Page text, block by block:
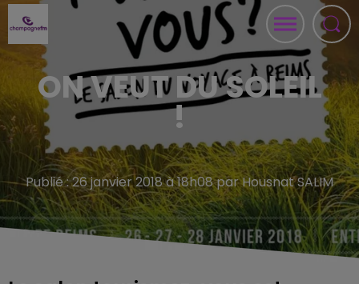
ON VEUT DU SOLEIL
!
Publié : 26 janvier 2018 à 18h08 par Housnat SALIM